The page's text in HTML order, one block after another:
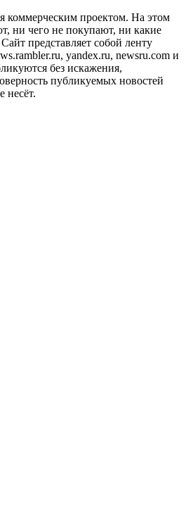
коммерческим проектом. На этом
ни чего не покупают, ни какие
представляет собой ленту
yandex.ru, newsru.com и
без искажения,
публикуемых новостей
несёт.